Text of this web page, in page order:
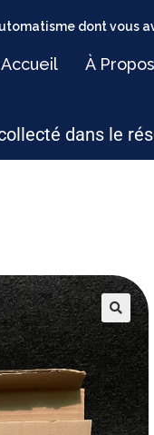
dont vous
Accueil À Propos
dans le